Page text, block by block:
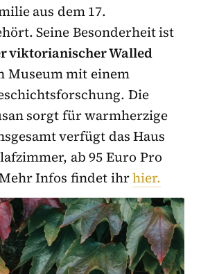
aus dem 17.
Seine Besonderheit ist
viktorianischer Walled
Museum mit einem
Die
sorgt für warmherzige
verfügt das Haus
ab 95 Euro Pro
Infos findet ihrhier.